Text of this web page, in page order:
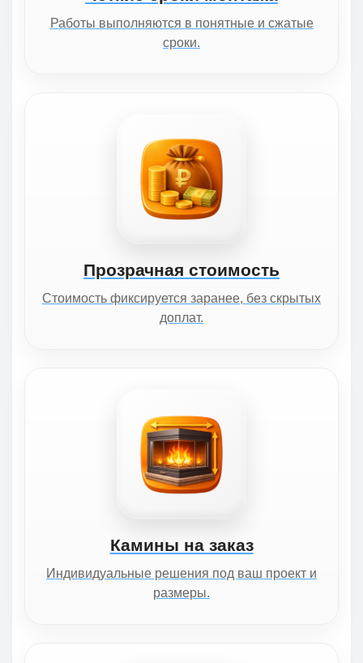
Работы выполняются в понятные и сжатые
сроки.
Прозрачная стоимость
Стоимость фиксируется заранее, без скрытых
доплат.
Камины на заказ
Индивидуальные решения под ваш проект и
размеры.